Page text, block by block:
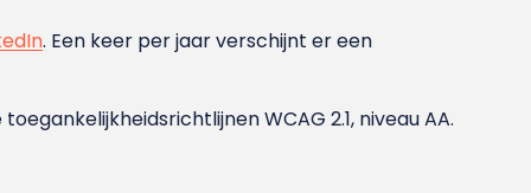
. Een keer per jaar verschijnt er een
WCAG 2.1, niveau AA.